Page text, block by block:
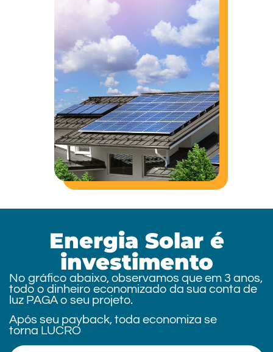
Energia Solar é
investimento
No gráfico abaixo, observamos que em 3 anos,
todo o dinheiro economizado da sua conta de
luz PAGA o seu projeto.
Após seu payback, toda economiza se
torna LUCRO